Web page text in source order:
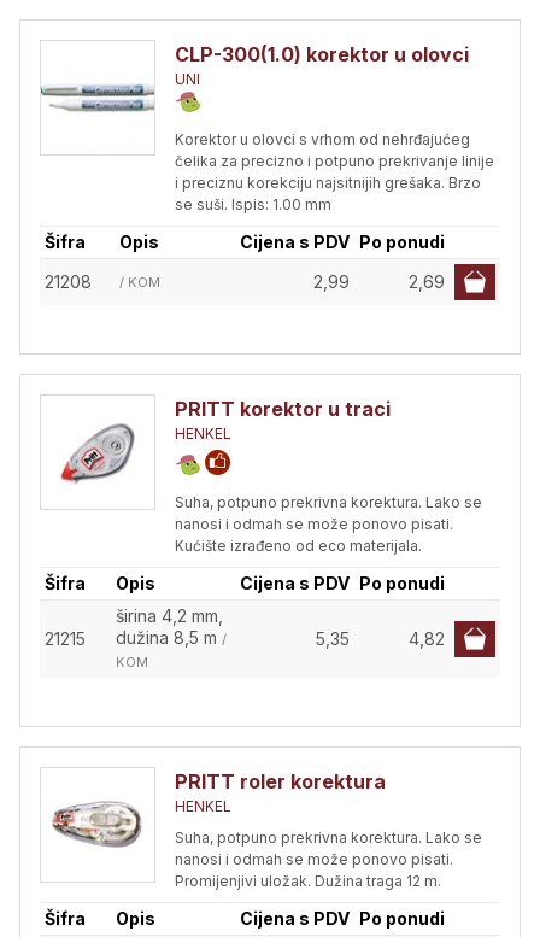
CLP-300(1.0) korektor u olovci
UNI
Korektor u olovci s vrhom od nehrđajućeg
čelika za precizno i potpuno prekrivanje linije
i preciznu korekciju najsitnijih grešaka. Brzo
se suši. Ispis: 1.00 mm
Šifra Opis Cijena s PDV Po ponudi
21208
/ KOM 2,99 2,69
PRITT korektor u traci
HENKEL
Suha, potpuno prekrivna korektura. Lako se
nanosi i odmah se može ponovo pisati.
Kućište izrađeno od eco materijala.
Šifra Opis Cijena s PDV Po ponudi
21215
širina 4,2 mm,
dužina 8,5 m /
KOM
5,35 4,82
PRITT roler korektura
HENKEL
Suha, potpuno prekrivna korektura. Lako se
nanosi i odmah se može ponovo pisati.
Promijenjivi uložak. Dužina traga 12 m.
Šifra Opis Cijena s PDV Po ponudi